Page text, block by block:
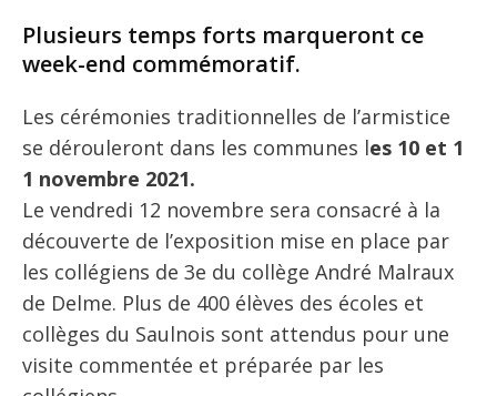
Plusieurs temps forts marqueront ce
week-end commémoratif.
Les cérémonies traditionnelles de l’armistice
se dérouleront dans les communes les 10 et 1
1 novembre 2021.
Le vendredi 12 novembre sera consacré à la
découverte de l’exposition mise en place par
les collégiens de 3e du collège André Malraux
de Delme. Plus de 400 élèves des écoles et
collèges du Saulnois sont attendus pour une
visite commentée et préparée par les